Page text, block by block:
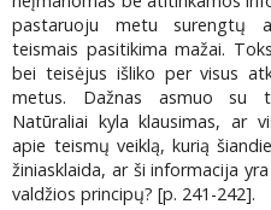
pastaruoju metu surengtų
teismais pasitikima mažai.
bei teisėjus išliko per visus
metus. Dažnas asmuo su
Natūraliai kyla klausimas, ar
apie teismų veiklą, kurią
žiniasklaida, ar ši informacija
valdžios principų? [p. 241-242].